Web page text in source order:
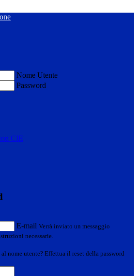
Nome Utente
Password
CIE
E-mail Verrà inviato un messaggio
necessarie.
nome utente? Effettua il reset della password